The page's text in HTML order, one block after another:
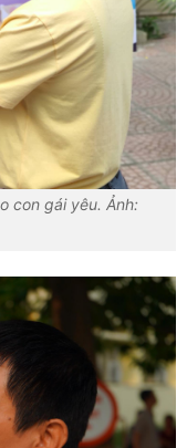
con gái yêu. Ảnh: